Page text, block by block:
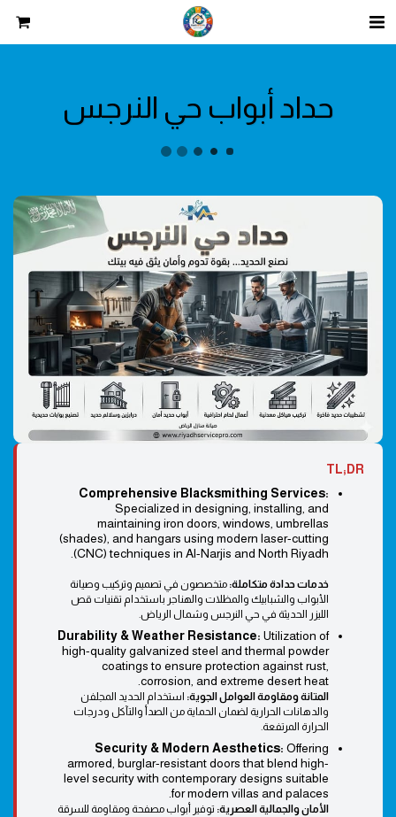
حداد أبواب حي النرجس
TL;DR
Comprehensive Blacksmithing Services:
Specialized in designing, installing, and
maintaining iron doors, windows, umbrellas
(shades), and hangars using modern laser-cutting
خدمات حدادة متكاملة: متخصصون في تصميم وتركيب وصيانة
الأبواب والشبابيك والمظلات والهناجر باستخدام تقنيات قص
الليزر الحديثة في حي النرجس وشمال الرياض.
Durability & Weather Resistance: Utilization of
high-quality galvanized steel and thermal powder
coatings to ensure protection against rust,
corrosion, and extreme desert heat.
المتانة ومقاومة العوامل الجوية: استخدام الحديد المجلفن
والدهانات الحرارية لضمان الحماية من الصدأ والتآكل ودرجات
الحرارة المرتفعة.
Security & Modern Aesthetics: Offering
armored, burglar-resistant doors that blend high-
level security with contemporary designs suitable
for modern villas and palaces.
الأمان والجمالية العصرية: توفير أبواب مصفحة ومقاومة للسرقة